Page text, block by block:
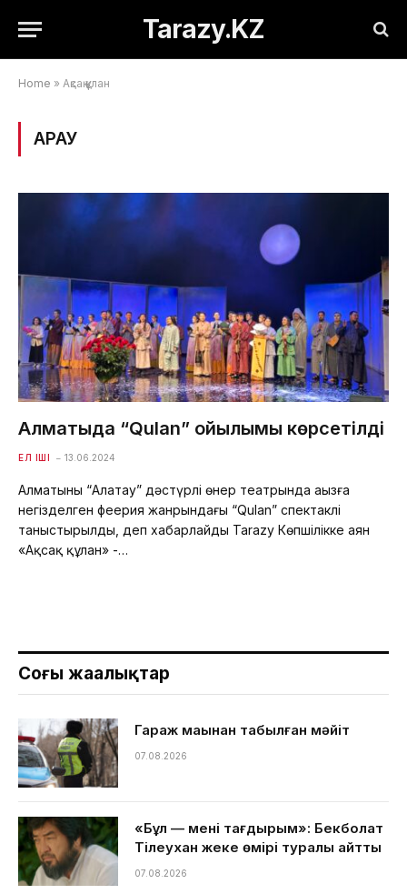
Tarazy.KZ
Home » Ақсақ құлан
ҚАРАУ
Алматыда “Qulan” қойылымы көрсетілді
ЕЛ ІШІ 13.06.2024
Алматының “Алатау” дәстүрлі өнер театрында аңызға
негізделген феерия жанрындағы “Qulan” спектаклі
таныстырылды, деп хабарлайды Tarazy Көпшілікке аян
«Ақсақ құлан» -…
Соңғы жаңалықтар
Гараж маңынан табылған мәйіт
07.08.2026
«Бұл — менің тағдырым»: Бекболат
Тілеухан жеке өмірі туралы айтты
07.08.2026